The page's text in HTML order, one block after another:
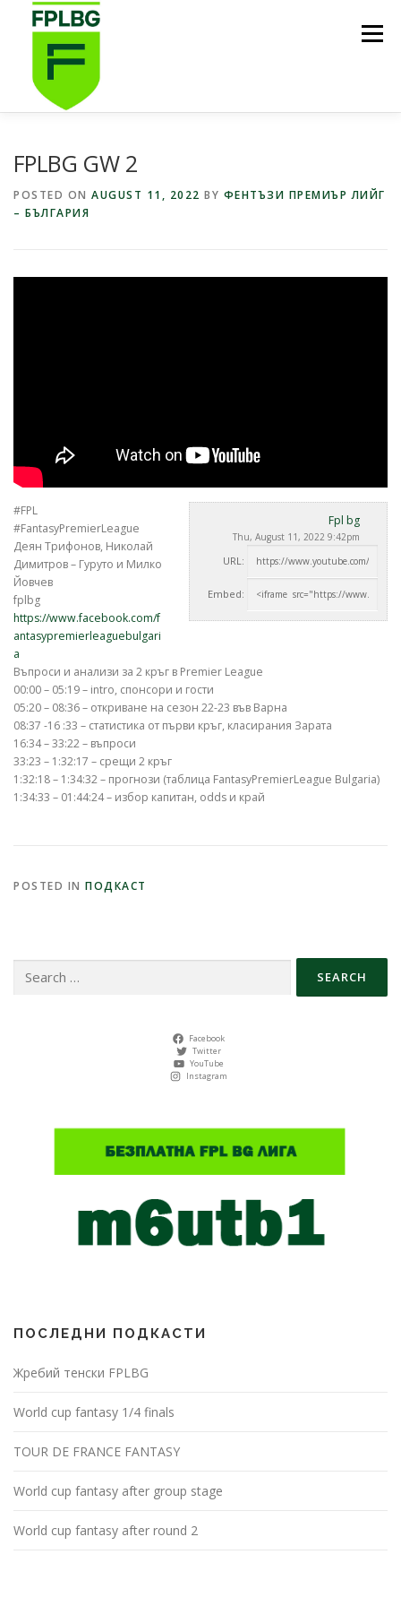
Menu
ФУТБОЛНА СТИПЕНДИЯ FPL BG
FPLBG GW 2
POSTED ON AUGUST 11, 2022 BY ФЕНТЪЗИ ПРЕМИЪР ЛИЙГ
– БЪЛГАРИЯ
Fpl bg
Thu, August 11, 2022 9:42pm
URL:
Embed:
#FPL
#FantasyPremierLeague
Деян Трифонов, Николай
Димитров – Гуруто и Милко
Йовчев
fplbg
https://www.facebook.com/f
antasypremierleaguebulgari
a
Въпроси и анализи за 2 кръг в Premier League
00:00 – 05:19 – intro, спонсори и гости
05:20 – 08:36 – откриване на сезон 22-23 във Варна
08:37 -16 :33 – статистика от първи кръг, класирания Зарата
16:34 – 33:22 – въпроси
33:23 – 1:32:17 – срещи 2 кръг
1:32:18 – 1:34:32 – прогнози (таблица FantasyPremierLeague Bulgaria)
1:34:33 – 01:44:24 – избор капитан, odds и край
POSTED IN ПОДКАСТ
for:
Facebook
Twitter
YouTube
Instagram
ПОСЛЕДНИ ПОДКАСТИ
Жребий тенски FPLBG
World cup fantasy 1/4 finals
TOUR DE FRANCE FANTASY
World cup fantasy after group stage
World cup fantasy after round 2